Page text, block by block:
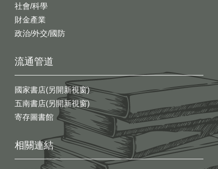
社會/科學
財金產業
政治/外交/國防
流通管道
國家書店(另開新視窗)
五南書店(另開新視窗)
寄存圖書館
相關連結